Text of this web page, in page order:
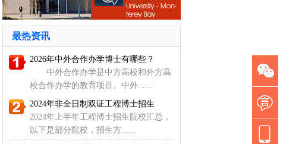
最热资讯
2026年中外合作办学博士有哪些？
中外合作办学是中方高校和外方高
校合作办学的教育项目。中外......
2024年非全日制双证工程博士招生
2024年上半年工程博士招生院校汇总，
以下是部分院校，招生方......